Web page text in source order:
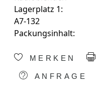
Lagerplatz 1:
A7-132
Packungsinhalt:
MERKEN
ANFRAGE